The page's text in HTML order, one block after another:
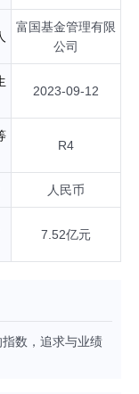
月起任富国国证石
经理；自2026年
业板新能源交易型
经理；自2026年
指数证券投资基
油天然气交易型开
理；自2026年07
式指数证券投资
月起任富国中证工
起式联接基金基
富国基金管理有限
公司
2023-09-12
R4
人民币
7.52亿元
数，追求与业绩